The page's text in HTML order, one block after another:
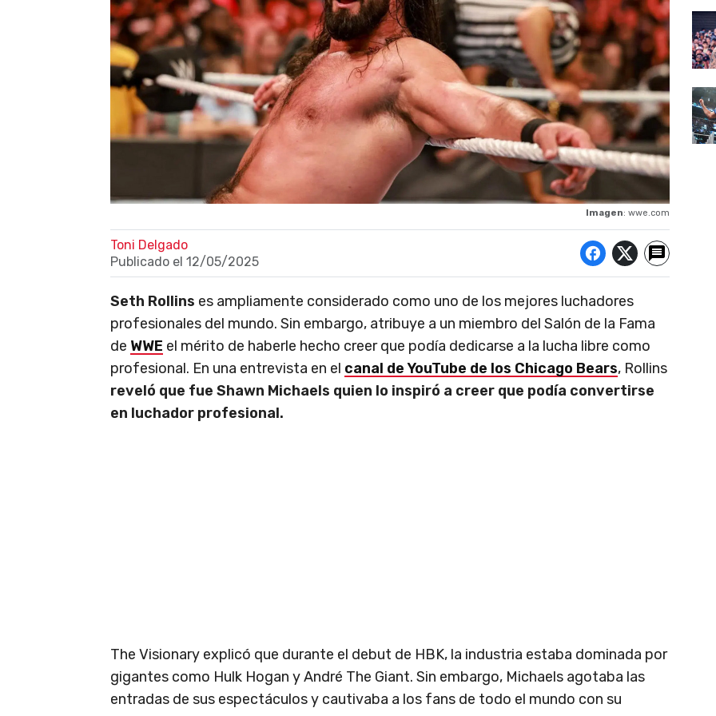
Imagen: wwe.com
Toni Delgado
Publicado el 12/05/2025
Seth Rollins es ampliamente considerado como uno de los mejores luchadores
profesionales del mundo. Sin embargo, atribuye a un miembro del Salón de la Fama
de WWE el mérito de haberle hecho creer que podía dedicarse a la lucha libre como
profesional. En una entrevista en el canal de YouTube de los Chicago Bears, Rollins
reveló que fue Shawn Michaels quien lo inspiró a creer que podía convertirse
en luchador profesional.
The Visionary explicó que durante el debut de HBK, la industria estaba dominada por
gigantes como Hulk Hogan y André The Giant. Sin embargo, Michaels agotaba las
entradas de sus espectáculos y cautivaba a los fans de todo el mundo con su